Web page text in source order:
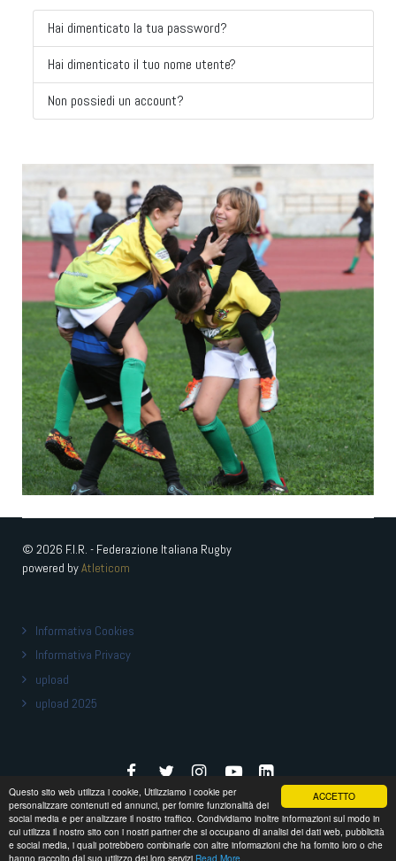
ACCETTO
Questo sito web utilizza i cookie, Utilizziamo i cookie per
personalizzare contenuti ed annunci, per fornire funzionalità dei
social media e per analizzare il nostro traffico. Condividiamo inoltre informazioni sul modo in
cui utilizza il nostro sito con i nostri partner che si occupano di analisi dei dati web, pubblicità
e social media, i quali potrebbero combinarle con altre informazioni che ha fornito loro o che
hanno raccolto dal suo utilizzo dei loro servizi Read More...
Hai dimenticato la tua password?
Hai dimenticato il tuo nome utente?
Non possiedi un account?
© 2026 F.I.R. - Federazione Italiana Rugby
powered byAtleticom
Informativa Cookies
Informativa Privacy
upload
upload 2025
torna afederugby.it